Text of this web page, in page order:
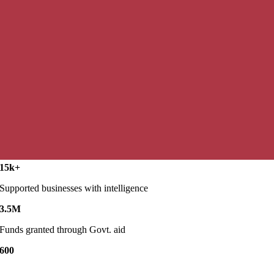
15k+
Supported businesses with intelligence
3.5M
Funds granted through Govt. aid
600